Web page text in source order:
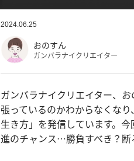
2024.06.25
おのすん
ガンバラナイクリエイター
ガンバラナイクリエイター、
張っているのかわからなくな
生き方」を発信しています。
進のチャンス…勝負すべき？断